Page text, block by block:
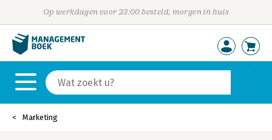
Op werkdagen voor 23:00 besteld, morgen in huis
Marketing